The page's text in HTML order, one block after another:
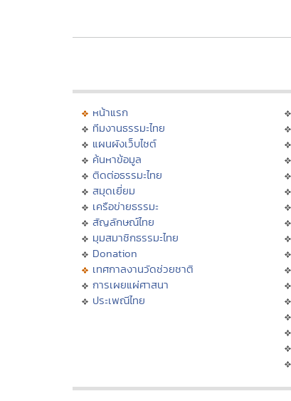
หน้าแรก
ทีมงานธรรมะไทย
แผนผังเว็บไซต์
ค้นหาข้อมูล
ติดต่อธรรมะไทย
สมุดเยี่ยม
เครือข่ายธรรมะ
สัญลักษณ์ไทย
มุมสมาชิกธรรมะไทย
Donation
เทศกาลงานวัดช่วยชาติ
การเผยแผ่ศาสนา
ประเพณีไทย